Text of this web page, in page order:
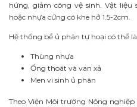
hứng, giảm công vệ sinh. Vật
hoặc nhựa cứng có khe hở 1.5-2cm.
Hệ thống bể ủ phân tự hoại có thể
Thùng nhựa
Ống thoát và van xả
Men vi sinh ủ phân
Theo Viện Môi trường Nông